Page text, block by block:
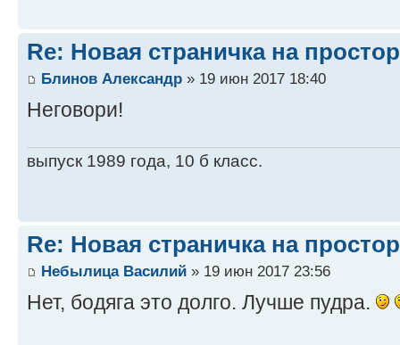
Re: Новая страничка на
Блинов Александр » 19 июн 2017 18:40
Неговори!
выпуск 1989 года, 10 б класс.
Re: Новая страничка на
Небылица Василий » 19 июн 2017 23:56
Нет, бодяга это долго. Лучше пудра.